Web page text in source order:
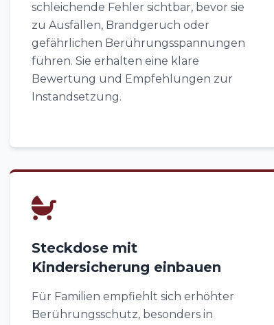
schleichende Fehler sichtbar, bevor sie
zu Ausfällen, Brandgeruch oder
gefährlichen Berührungsspannungen
führen. Sie erhalten eine klare
Bewertung und Empfehlungen zur
Instandsetzung.
Steckdose mit
Kindersicherung einbauen
Für Familien empfiehlt sich erhöhter
Berührungsschutz, besonders in